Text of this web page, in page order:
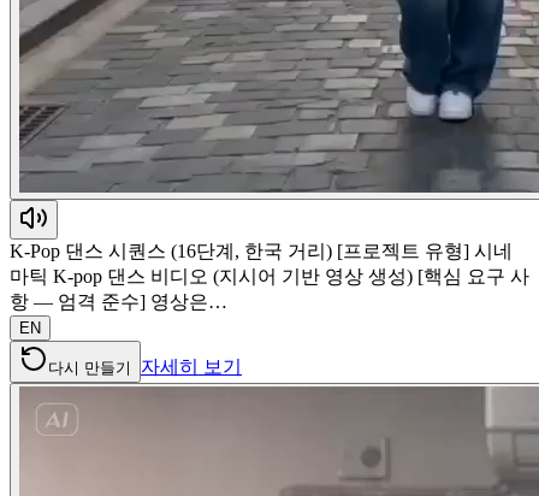
K-Pop 댄스 시퀀스 (16단계, 한국 거리) [프로젝트 유형] 시네
마틱 K-pop 댄스 비디오 (지시어 기반 영상 생성) [핵심 요구 사
항 — 엄격 준수] 영상은…
EN
다시 만들기 자세히 보기